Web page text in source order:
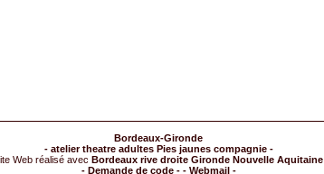
Bordeaux-Gironde
- atelier theatre adultes Pies jaunes compagnie -
Web réalisé avec Bordeaux rive droite Gironde Nouvelle Aquitaine
- Demande de code - - Webmail -